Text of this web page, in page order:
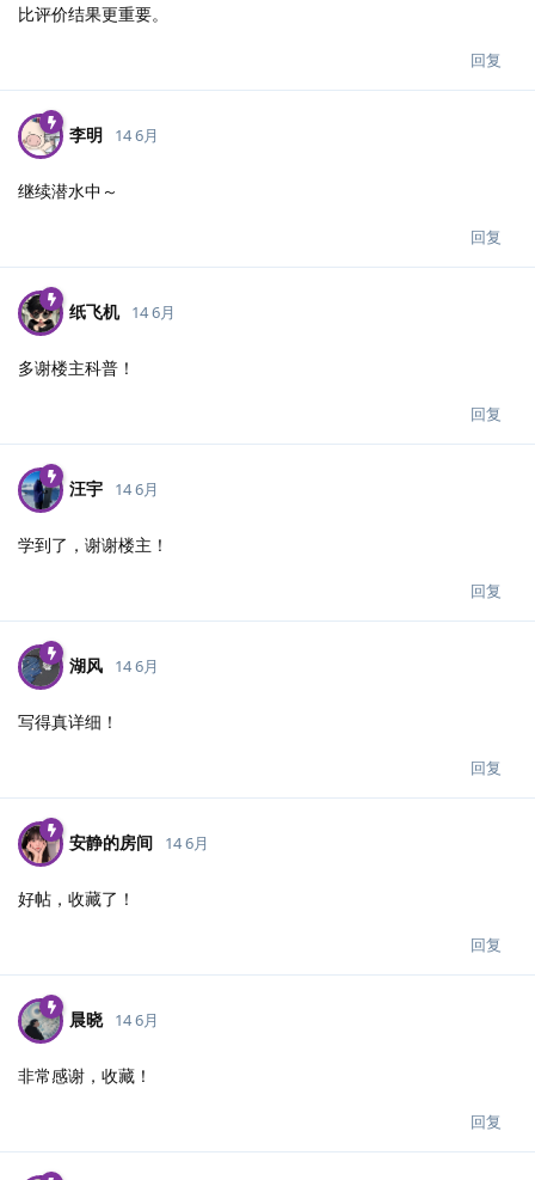
比评价结果更重要。
回复
李明 14 6月
继续潜水中～
回复
纸飞机 14 6月
多谢楼主科普！
回复
汪宇 14 6月
学到了，谢谢楼主！
回复
湖风 14 6月
写得真详细！
回复
安静的房间 14 6月
好帖，收藏了！
回复
晨晓 14 6月
非常感谢，收藏！
回复